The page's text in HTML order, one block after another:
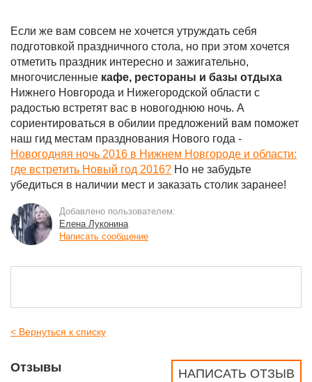
Если же вам совсем не хочется утруждать себя
подготовкой праздничного стола, но при этом хочется
отметить праздник интересно и зажигательно,
многочисленные кафе, рестораны и базы отдыха
Нижнего Новгорода и Нижегородской области с
радостью встретят вас в новогоднюю ночь. А
сориентироваться в обилии предложений вам поможет
наш гид местам празднования Нового года -
Новогодняя ночь 2016 в Нижнем Новгороде и области:
где встретить Новый год 2016? Но не забудьте
убедиться в наличии мест и заказать столик заранее!
Добавлено пользователем:
Елена Луконина
Написать сообщение
< Вернуться к списку
НАПИСАТЬ ОТЗЫВ
Отзывы